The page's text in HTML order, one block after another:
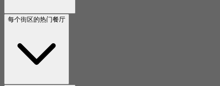
每个街区的热门餐厅